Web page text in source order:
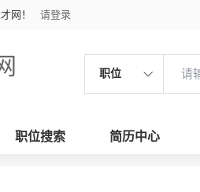
网！ 请登录
职位
职位搜索 简历中心